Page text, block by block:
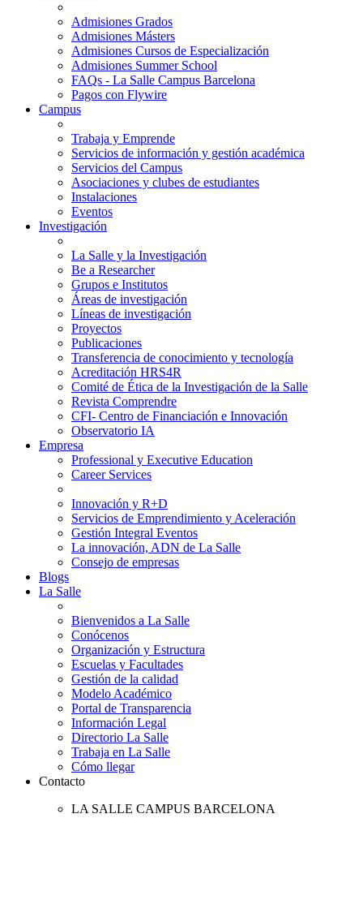
Admisiones Grados
Admisiones Másters
Admisiones Cursos de Especialización
Admisiones Summer School
FAQs - La Salle Campus Barcelona
Pagos con Flywire
Campus
Trabaja y Emprende
Servicios de información y gestión académica
Servicios del Campus
Asociaciones y clubes de estudiantes
Instalaciones
Eventos
Investigación
La Salle y la Investigación
Be a Researcher
Grupos e Institutos
Áreas de investigación
Líneas de investigación
Proyectos
Publicaciones
Transferencia de conocimiento y tecnología
Acreditación HRS4R
Comité de Ética de la Investigación de la Salle
Revista Comprendre
CFI- Centro de Financiación e Innovación
Observatorio IA
Empresa
Professional y Executive Education
Career Services
Innovación y R+D
Servicios de Emprendimiento y Aceleración
Gestión Integral Eventos
La innovación, ADN de La Salle
Consejo de empresas
Blogs
La Salle
Bienvenidos a La Salle
Conócenos
Organización y Estructura
Escuelas y Facultades
Gestión de la calidad
Modelo Académico
Portal de Transparencia
Información Legal
Directorio La Salle
Trabaja en La Salle
Cómo llegar
Contacto
LA SALLE CAMPUS BARCELONA